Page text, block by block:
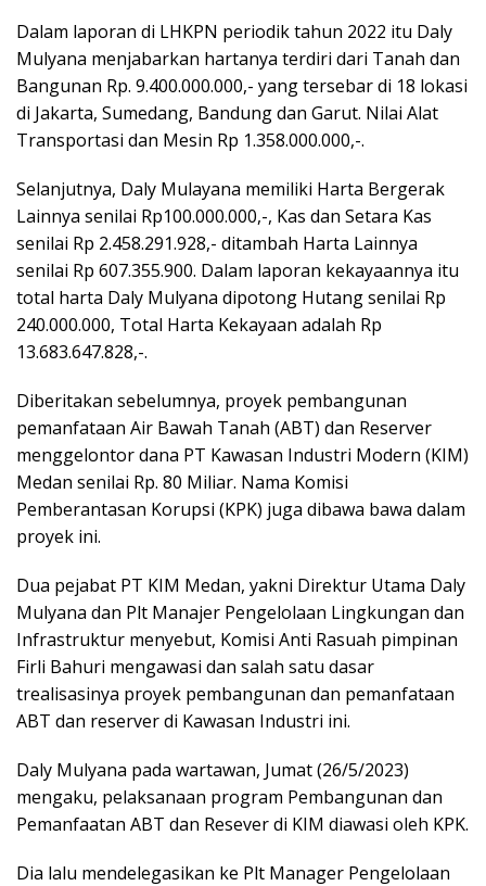
Dalam laporan di LHKPN periodik tahun 2022 itu Daly
Mulyana menjabarkan hartanya terdiri dari Tanah dan
Bangunan Rp. 9.400.000.000,- yang tersebar di 18 lokasi
di Jakarta, Sumedang, Bandung dan Garut. Nilai Alat
Transportasi dan Mesin Rp 1.358.000.000,-.
Selanjutnya, Daly Mulayana memiliki Harta Bergerak
Lainnya senilai Rp100.000.000,-, Kas dan Setara Kas
senilai Rp 2.458.291.928,- ditambah Harta Lainnya
senilai Rp 607.355.900. Dalam laporan kekayaannya itu
total harta Daly Mulyana dipotong Hutang senilai Rp
240.000.000, Total Harta Kekayaan adalah Rp
13.683.647.828,-.
Diberitakan sebelumnya, proyek pembangunan
pemanfataan Air Bawah Tanah (ABT) dan Reserver
menggelontor dana PT Kawasan Industri Modern (KIM)
Medan senilai Rp. 80 Miliar. Nama Komisi
Pemberantasan Korupsi (KPK) juga dibawa bawa dalam
proyek ini.
Dua pejabat PT KIM Medan, yakni Direktur Utama Daly
Mulyana dan Plt Manajer Pengelolaan Lingkungan dan
Infrastruktur menyebut, Komisi Anti Rasuah pimpinan
Firli Bahuri mengawasi dan salah satu dasar
trealisasinya proyek pembangunan dan pemanfataan
ABT dan reserver di Kawasan Industri ini.
Daly Mulyana pada wartawan, Jumat (26/5/2023)
mengaku, pelaksanaan program Pembangunan dan
Pemanfaatan ABT dan Resever di KIM diawasi oleh KPK.
Dia lalu mendelegasikan ke Plt Manager Pengelolaan